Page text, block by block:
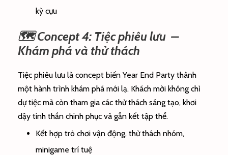
kỳ cựu
🗺️ Concept 4: Tiệc phiêu lưu –
Khám phá và thử thách
Tiệc phiêu lưu là concept biến Year End Party thành
một hành trình khám phá mới lạ. Khách mời không chỉ
dự tiệc mà còn tham gia các thử thách sáng tạo, khơi
dậy tinh thần chinh phục và gắn kết tập thể.
Kết hợp trò chơi vận động, thử thách nhóm,
minigame trí tuệ